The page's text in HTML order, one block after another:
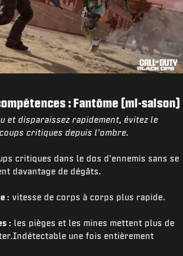
: Fantôme (mi-saison)
et disparaissez rapidement, évitez le
critiques depuis l'ombre.
critiques dans le dos d'ennemis sans se
davantage de dégâts.
: vitesse de corps à corps plus rapide.
: les pièges et les mines mettent plus de
une fois entièrement